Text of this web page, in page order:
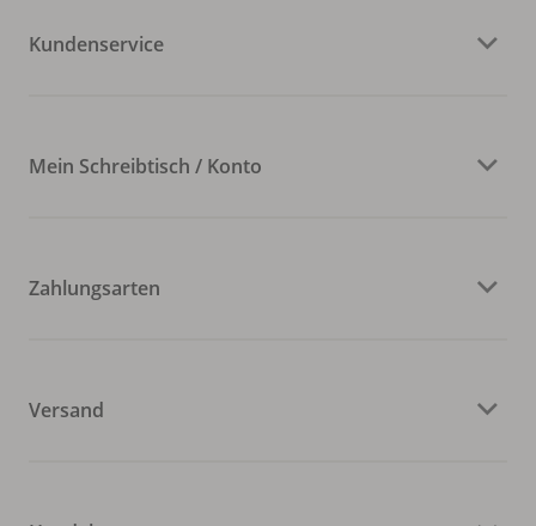
Kundenservice
Mein Schreibtisch / Konto
Zahlungsarten
Versand